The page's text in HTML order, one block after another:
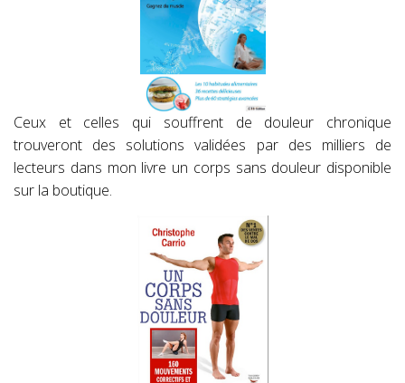
Ceux et celles qui souffrent de douleur chronique
trouveront des solutions validées par des milliers de
lecteurs dans mon livre un corps sans douleur disponible
sur la boutique.